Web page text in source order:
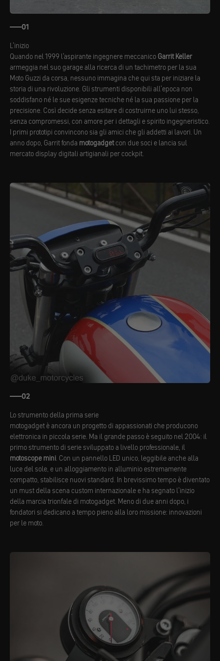
01
L'inizio
Quando nel 1999 l'aspirante ingegnere meccanico Garrit Keller
armeggia nel suo garage alla ricerca di un tachimetro per la sua
Moto Guzzi da corsa, nessuno immagina che qui sta per iniziare la
storia di una rivoluzione. Gli strumenti disponibili all'epoca non
soddisfano né le sue esigenze tecniche né la sua passione per la
precisione. Così decide senza esitare di costruirne uno lui stesso,
senza compromessi, con amore per i dettagli e spirito ingegneristico.
I primi prototipi convincono sia gli amici che gli addetti ai lavori. Un
anno dopo, Garrit fonda motogadgetcon due soci e lancia sul
mercato display digitali artigianali per cockpit.
02
Lo strumento della prima serie
motogadget è ancora un progetto di appassionati che producono
elettronica in piccola serie. Ma il grande passo è seguito nel 2004: il
primo strumento di serie sviluppato a livello professionale, il
motoscope mini. Con un pannello LED unico, leggibile anche alla
luce del sole, e un alloggiamento in alluminio estremamente
compatto, stabilisce nuovi standard. In brevissimo tempo è diventato
un must della scena custom internazionale e ha segnato l'inizio
della marcia trionfale di motogadget. Meno di due anni dopo, i
fondatori si dedicano a tempo pieno alla loro missione: innovazioni
per le moto.